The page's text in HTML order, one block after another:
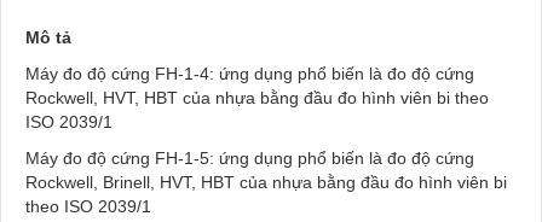
Mô tả
Máy đo độ cứng FH-1-4: ứng dụng phổ biến là đo độ cứng
Rockwell, HVT, HBT của nhựa bằng đầu đo hình viên bi theo
ISO 2039/1
Máy đo độ cứng FH-1-5: ứng dụng phổ biến là đo độ cứng
Rockwell, Brinell, HVT, HBT của nhựa bằng đầu đo hình viên bi
theo ISO 2039/1